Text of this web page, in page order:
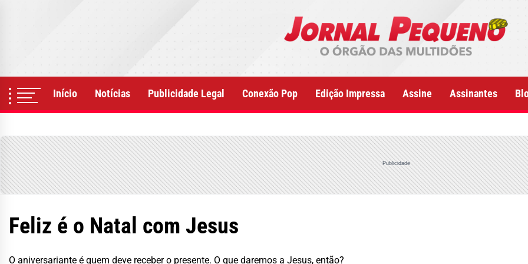
Início Notícias Publicidade Legal Conexão Pop Edição Impressa Assine Assinantes
Publicidade
Feliz é o Natal com Jesus
O aniversariante é quem deve receber o presente. O que daremos a Jesus, então?